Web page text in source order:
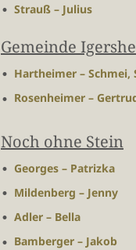
Strauß – Julius
Gemeinde
Hartheimer – Schmei,
Rosenheimer –
Noch ohne Stein
Georges – Patrizka
Mildenberg – Jenny
Adler – Bella
Bamberger – Jakob